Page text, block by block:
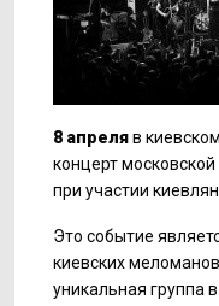
8 апреляв
концерт
при участии
Это событие
киевских
уникальная группа